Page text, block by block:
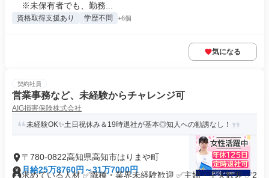
※未保有者でも、勤務...
資格取得支援あり 学歴不問 +6個
気になる
契約社員
営業事務など、未経験からチャレンジ可
AIG損害保険株式会社
未経験OK✨土日祝休み＆19時退社が基本◎知人への勧誘なし！
〒780-0822高知県高知市はりまや町
月給25万8760円～31万7000円
求めている人材 ✅職種・業界未経験歓迎 ✅主婦・主夫歓迎 ✅2